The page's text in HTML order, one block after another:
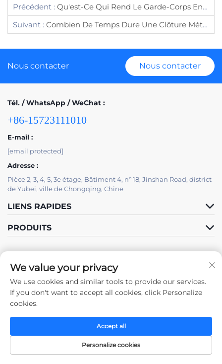
Précédent : Qu'est-Ce Qui Rend Le Garde-Corps En Acier Galvanisé Durable À L'extérieur ?
Suivant : Combien De Temps Dure Une Clôture Métallique Extérieure ?
Nous contacter Nous contacter
Tél. / WhatsApp / WeChat :
+86-15723111010
E-mail :
[email protected]
Adresse :
Pièce 2, 3, 4, 5, 3e étage, Bâtiment 4, n° 18, Jinshan Road, district
de Yubei, ville de Chongqing, Chine
LIENS RAPIDES
PRODUITS
Suivez-nous
Droits d'auteur © 2025 par Chongqing Zhengda Steel Structure Co.,
Ltd. -Politique de confidentialité
We value your privacy
We use cookies and similar tools to provide our services.
If you don't want to accept all cookies, click Personalize
cookies.
Personalize cookies
Accept all